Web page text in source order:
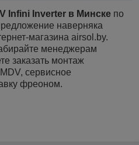
Infini Inverter в Минске по
наверняка
магазина airsol.by.
менеджерам
заказать монтаж
сервисное
фреоном.